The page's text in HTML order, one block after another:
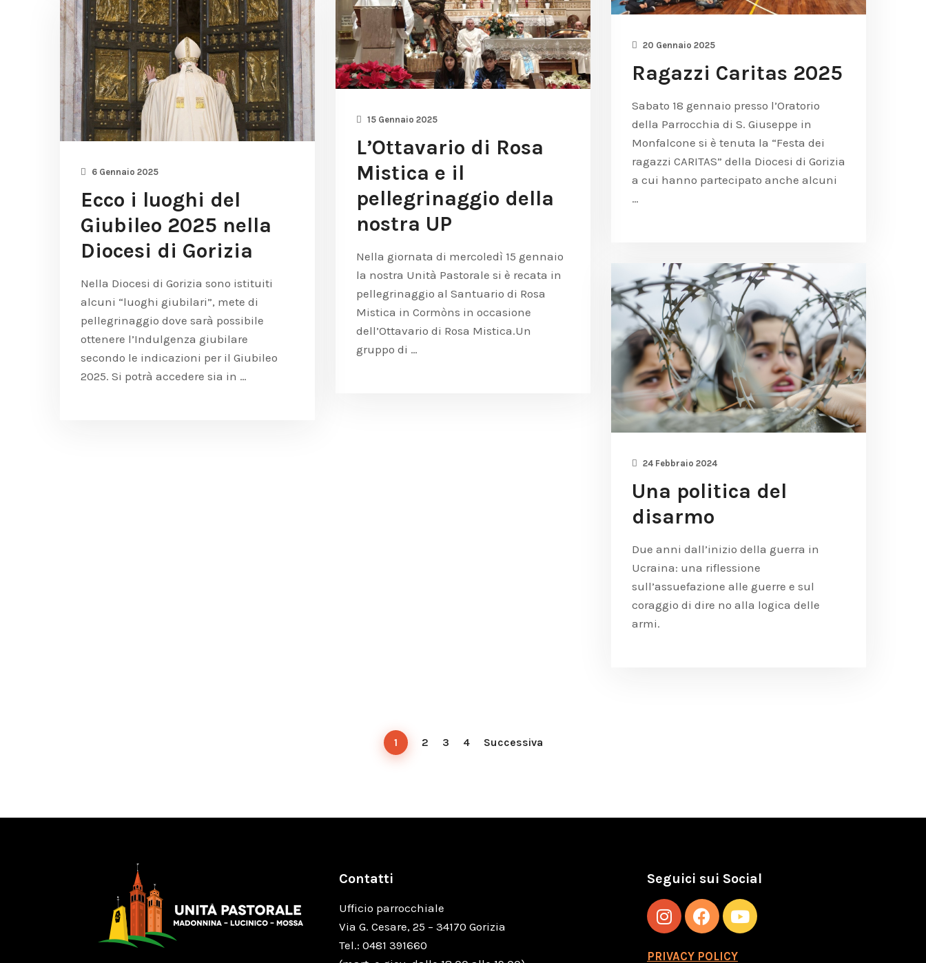
20 Gennaio 2025
Ragazzi Caritas 2025
Sabato 18 gennaio presso l’Oratorio
della Parrocchia di S. Giuseppe in
Monfalcone si è tenuta la “Festa dei
ragazzi CARITAS” della Diocesi di Gorizia
a cui hanno partecipato anche alcuni
…
15 Gennaio 2025
L’Ottavario di Rosa
Mistica e il
pellegrinaggio della
nostra UP
Nella giornata di mercoledì 15 gennaio
la nostra Unità Pastorale si è recata in
pellegrinaggio al Santuario di Rosa
Mistica in Cormòns in occasione
dell’Ottavario di Rosa Mistica.Un
gruppo di …
6 Gennaio 2025
Ecco i luoghi del
Giubileo 2025 nella
Diocesi di Gorizia
Nella Diocesi di Gorizia sono istituiti
alcuni “luoghi giubilari”, mete di
pellegrinaggio dove sarà possibile
ottenere l’Indulgenza giubilare
secondo le indicazioni per il Giubileo
2025. Si potrà accedere sia in …
24 Febbraio 2024
Una politica del
disarmo
Due anni dall’inizio della guerra in
Ucraina: una riflessione
sull’assuefazione alle guerre e sul
coraggio di dire no alla logica delle
armi.
1 2 3 4 Successiva
Contatti
Ufficio parrocchiale
Via G. Cesare, 25 – 34170 Gorizia
Tel.: 0481 391660
Seguici sui Social
PRIVACY POLICY